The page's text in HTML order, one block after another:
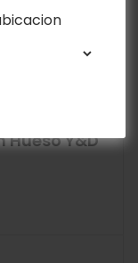
Hueso Y&D